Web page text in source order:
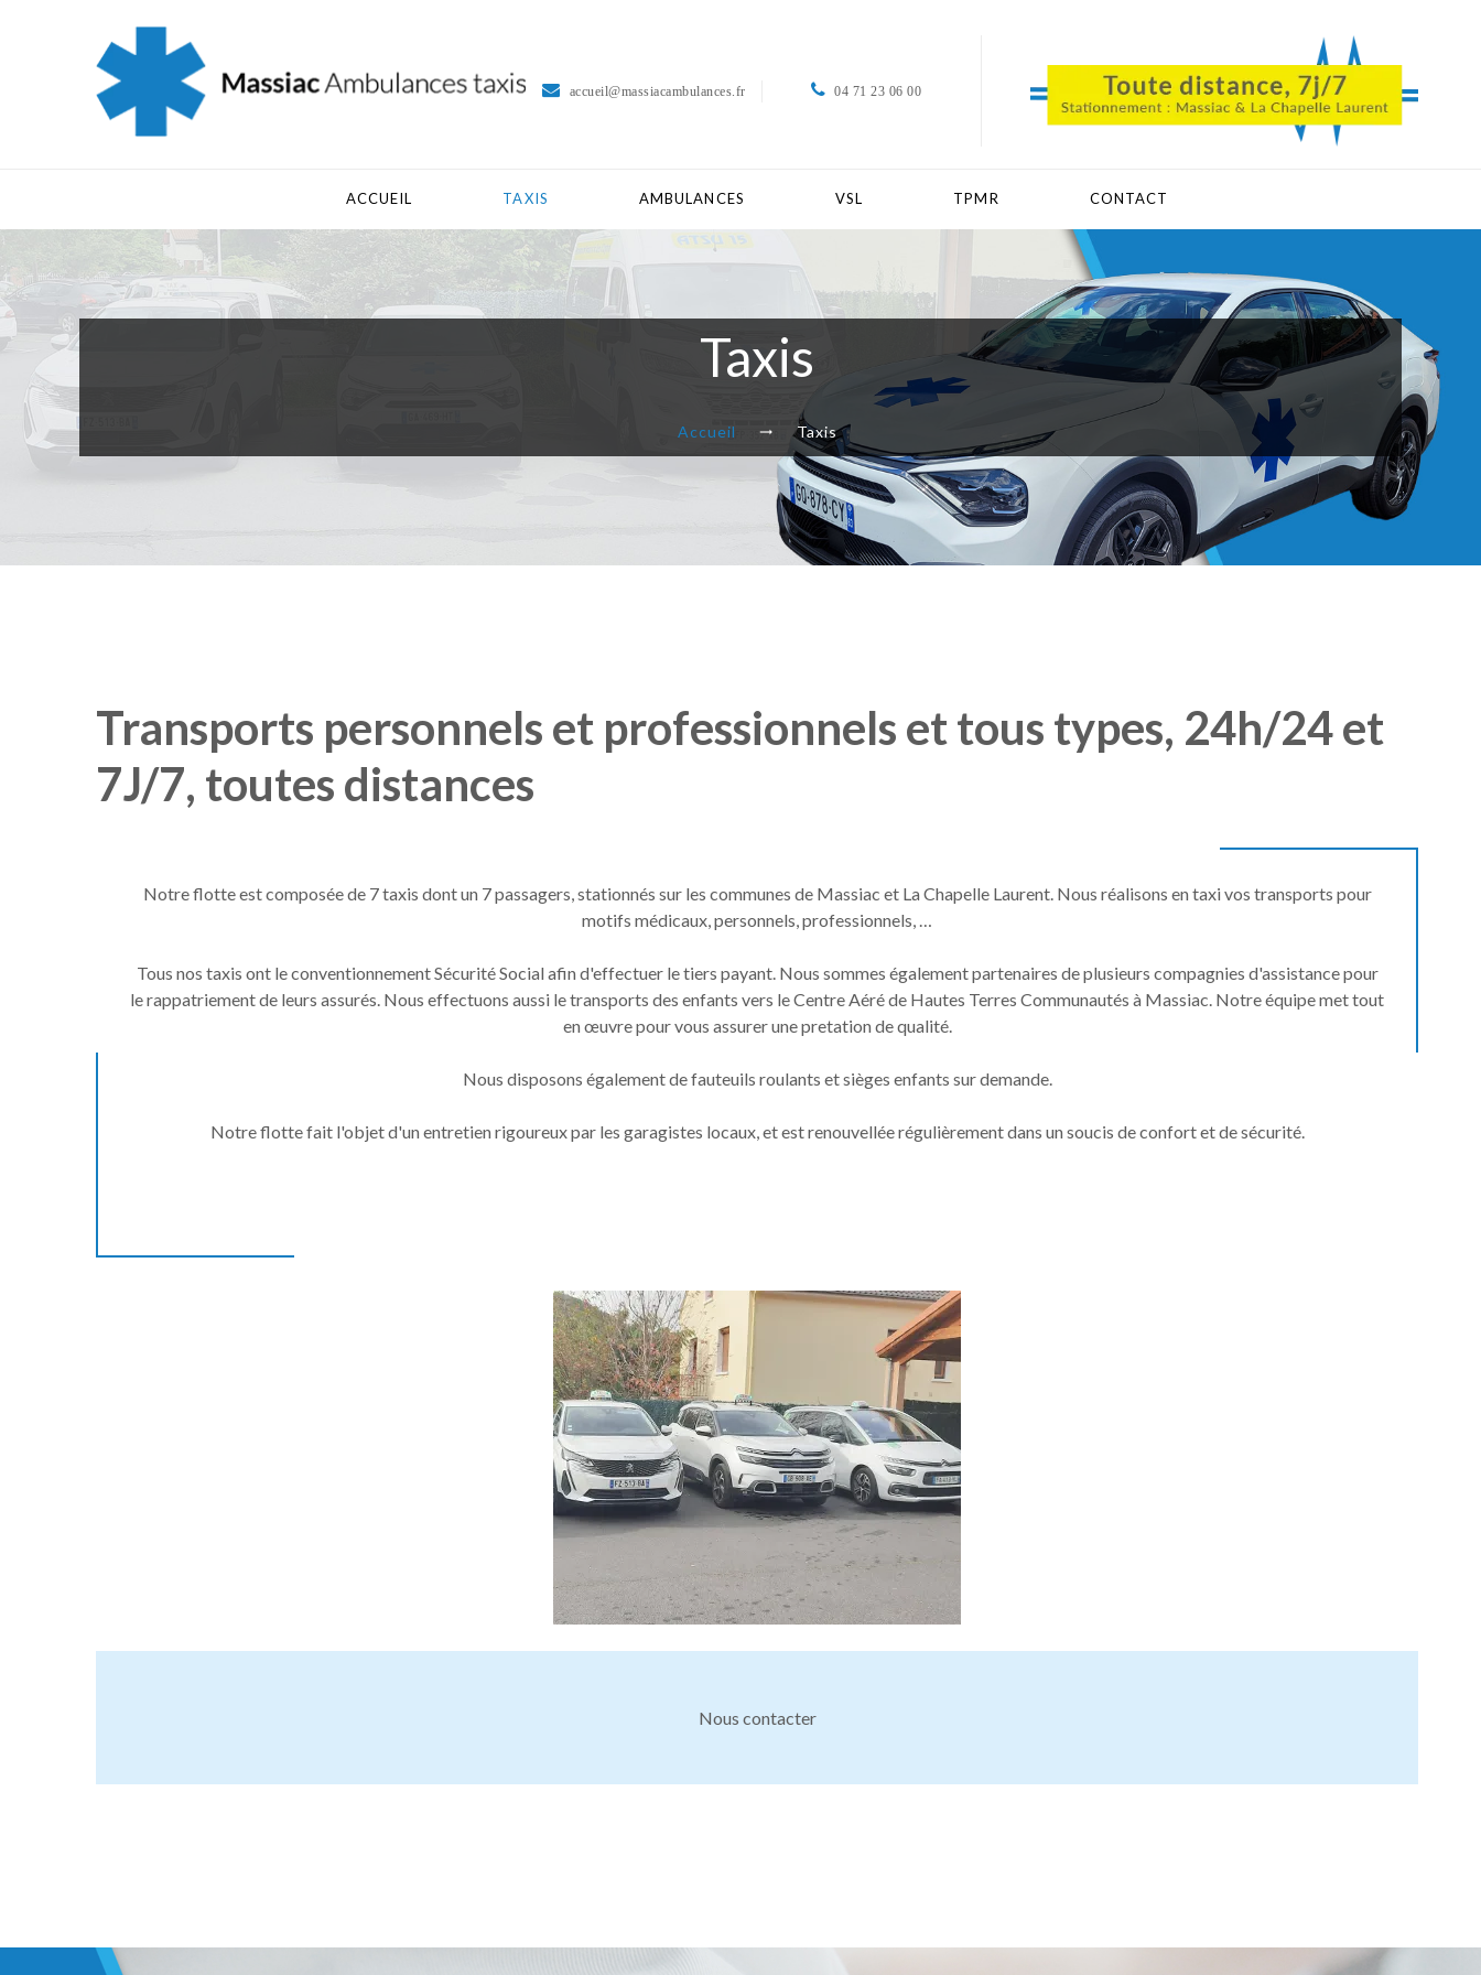
accueil@massiacambulances.fr 04 71 23 06 00
ACCUEIL TAXIS AMBULANCES VSL TPMR CONTACT
Taxis
Accueil Taxis
Transports personnels et professionnels ettous types, 24h/24et
7J/7, toutes distances
Notre flotte est composée de 7 taxis dont un 7 passagers, stationnés sur les communes de Massiac et La Chapelle Laurent. Nous réalisons en taxi vos transports pour
motifs médicaux, personnels, professionnels, …
Tous nos taxis ont le conventionnement Sécurité Social afin d'effectuer le tiers payant. Nous sommes également partenaires de plusieurs compagnies d'assistance pour
le rappatriement de leurs assurés. Nous effectuons aussi le transports des enfants vers le Centre Aéré de Hautes Terres Communautés à Massiac. Notre équipe met tout
en œuvre pour vous assurer une pretation de qualité.
Nous disposons également de fauteuils roulants et sièges enfants sur demande.
Notre flotte fait l'objet d'un entretien rigoureux par les garagistes locaux, et est renouvellée régulièrement dans un soucis de confort et de sécurité.
Nous contacter